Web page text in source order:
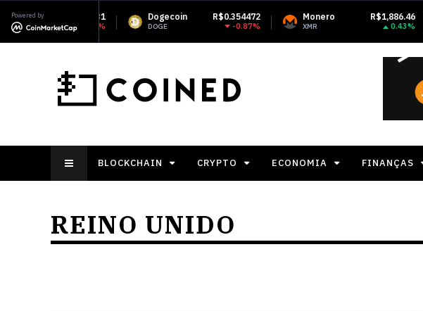
Powered by R$0.354472
DOGE -0.87%
Monero R$1,886.46
0.43%
Stellar
BLOCKCHAIN CRYPTO ECONOMIA FINANÇAS
REINO UNIDO